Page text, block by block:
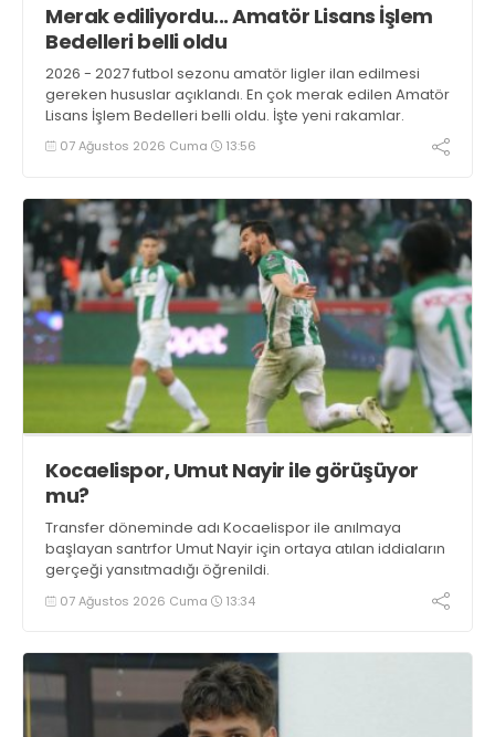
Merak ediliyordu... Amatör Lisans İşlem
Bedelleri belli oldu
2026 - 2027 futbol sezonu amatör ligler ilan edilmesi
gereken hususlar açıklandı. En çok merak edilen Amatör
Lisans İşlem Bedelleri belli oldu. İşte yeni rakamlar.
07 Ağustos 2026 Cuma 13:56
Kocaelispor, Umut Nayir ile görüşüyor
mu?
Transfer döneminde adı Kocaelispor ile anılmaya
başlayan santrfor Umut Nayir için ortaya atılan iddiaların
gerçeği yansıtmadığı öğrenildi.
07 Ağustos 2026 Cuma 13:34